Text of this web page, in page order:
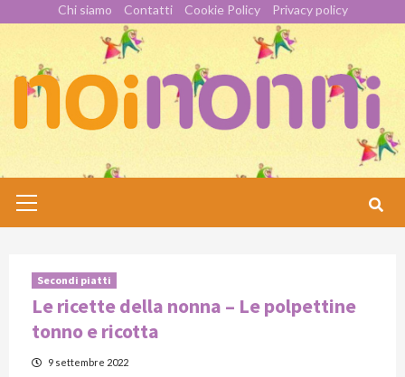
content
Chi siamo Contatti Cookie Policy Privacy policy
Menu
Secondi piatti
Le ricette della nonna – Le polpettine
tonno e ricotta
9 settembre 2022